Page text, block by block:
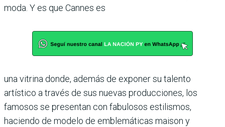
moda. Y es que Cannes es
una vitrina donde, además de exponer su talento
artístico a través de sus nuevas produc­ciones, los
famosos se presen­tan con fabulosos estilismos,
haciendo de modelo de emble­máticas maison y